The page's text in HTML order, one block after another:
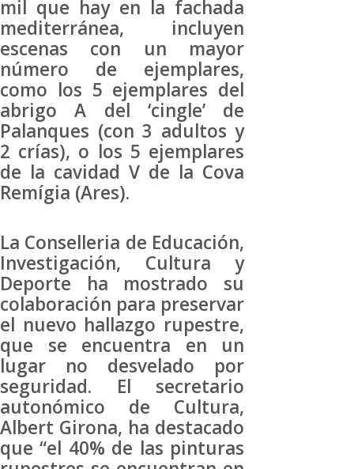
mil que hay en la fachada
mediterránea, incluyen
escenas con un mayor
número de ejemplares,
como los 5 ejemplares del
abrigo A del ‘cingle’ de
Palanques (con 3 adultos y
2 crías), o los 5 ejemplares
de la cavidad V de la Cova
Remígia (Ares).
La Conselleria de Educación,
Investigación, Cultura y
Deporte ha mostrado su
colaboración para preservar
el nuevo hallazgo rupestre,
que se encuentra en un
lugar no desvelado por
seguridad. El secretario
autonómico de Cultura,
Albert Girona, ha destacado
que “el 40% de las pinturas